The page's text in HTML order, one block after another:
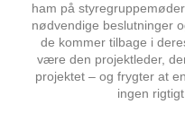
ham på
nødvendige beslutninger
de kommer tilbage i
være den projektleder,
projektet – og frygter at
ingen